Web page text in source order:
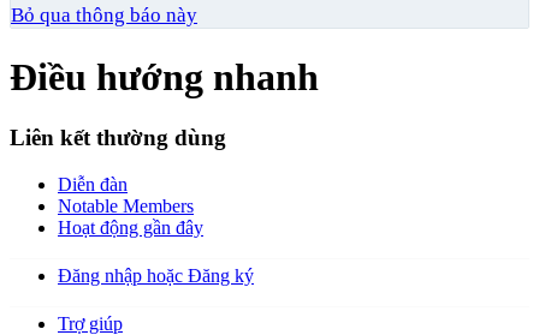
Bỏ qua thông báo này
Điều hướng nhanh
Liên kết thường dùng
Diễn đàn
Notable Members
Hoạt động gần đây
Đăng nhập hoặc Đăng ký
Trợ giúp